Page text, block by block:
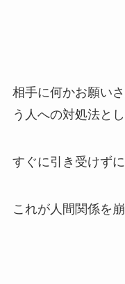
相手に何かお願い
う人への対処法とし
すぐに引き受けず
これが人間関係を